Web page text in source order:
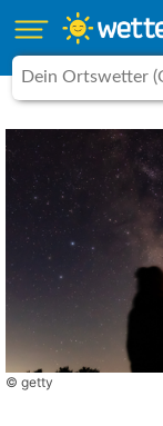
© getty